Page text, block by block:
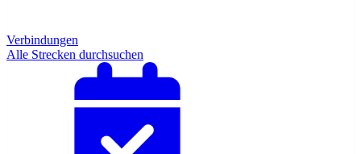
Verbindungen
Alle Strecken durchsuchen